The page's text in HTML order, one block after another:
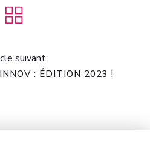
suivant
: ÉDITION 2023 !